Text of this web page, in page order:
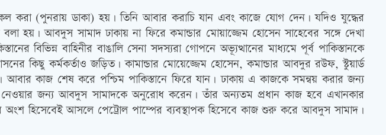
করা (পুনরায় ডাকা) হয়। তিনি আবার করাচি যান এবং কাজে যোগ দেন। যদিও যুদ্ধের
হয়। আবদুস সামাদ ঢাকায় না ফিরে কমান্ডার মোয়াজ্জেম হোসেন সাহেবের সঙ্গে দেখা
বিভিন্ন বাহিনীর বাঙালি সেনা সদস্যরা গোপনে অভ্যূত্থানের মাধ্যমে পূর্ব পাকিস্তানকে
কিছু কর্মকর্তাও জড়িত। কামান্ডার মোয়েজ্জেম হোসেন, কমান্ডার আবদুর রউফ, ‍স্টুয়ার্ড
কাজ শেষ করে পশ্চিম পাকিস্তানে ফিরে যান। ঢাকায় এ কাজকে সমন্বয় করার জন্য
নেওয়ার জন্য আবদুস সামাদকে অনুরোধ করেন। তাঁর অন্যতম প্রধান কাজ হবে এখানকার
হিসেবেই আসলে পেট্রোল পাম্পের ব্যবস্থাপক হিসেবে কাজ শুরু করে আবদুস সামাদ।